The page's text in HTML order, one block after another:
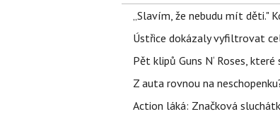
„Slavím, že nebudu mít děti."
Ústřice dokázaly vyfiltrovat
Pět klipů Guns N‘ Roses,
Z auta rovnou na
Action láká: Značková